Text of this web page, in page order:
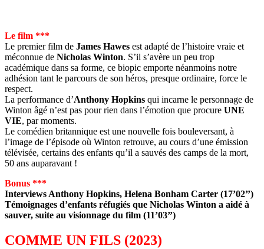
Le film ***
Le premier film de James Hawes est adapté de l’histoire vraie et
méconnue de Nicholas Winton. S’il s’avère un peu trop
académique dans sa forme, ce biopic emporte néanmoins notre
adhésion tant le parcours de son héros, presque ordinaire, force le
respect.
La performance d’Anthony Hopkins qui incarne le personnage de
Winton âgé n’est pas pour rien dans l’émotion que procure UNE
VIE, par moments.
Le comédien britannique est une nouvelle fois bouleversant, à
l’image de l’épisode où Winton retrouve, au cours d’une émission
télévisée, certains des enfants qu’il a sauvés des camps de la mort,
50 ans auparavant !
Bonus ***
Interviews Anthony Hopkins, Helena Bonham Carter (17’02’’)
Témoignages d’enfants réfugiés que Nicholas Winton a aidé à
sauver, suite au visionnage du film (11’03’’)
COMME UN FILS (2023)